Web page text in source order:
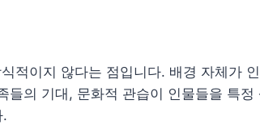
적이지 않다는 점입니다. 배경 자체가
들의 기대, 문화적 관습이 인물들을 특정
.